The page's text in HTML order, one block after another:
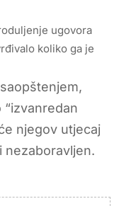
ugovora
koliko ga je
“izvanredan
njegov utjecaj
nezaboravljen.